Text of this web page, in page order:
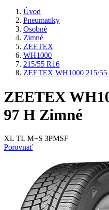
Úvod
Pneumatiky
Osobné
Zimné
ZEETEX
WH1000
215/55 R16
ZEETEX WH1000 215/55
ZEETEX
97 H Zimné
XL TL M+S 3PMSF
Porovnať